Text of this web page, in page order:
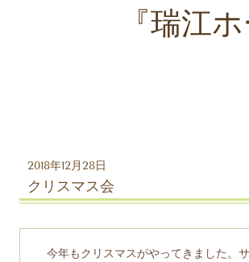
『瑞江
2018年12月28日
クリスマス会
今年もクリスマスがやってきました。